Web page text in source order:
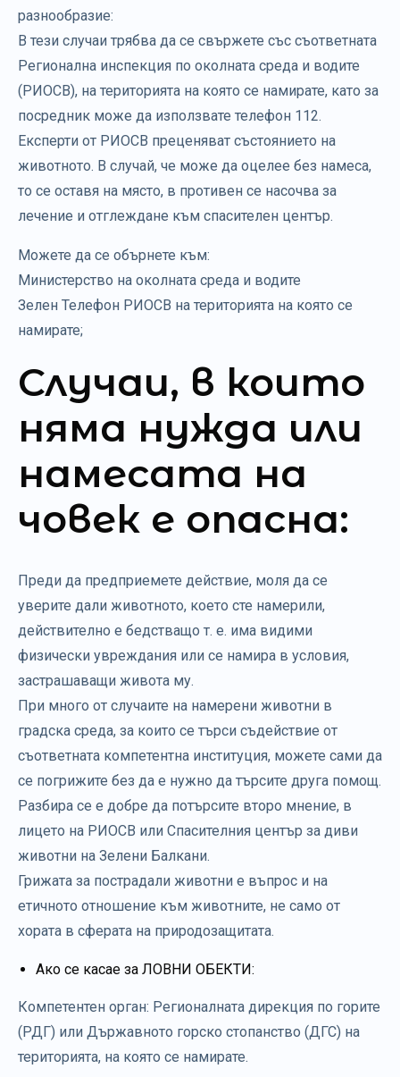
разнообразие:
В тези случаи трябва да се свържете със съответната
Регионална инспекция по околната среда и водите
(РИОСВ), на територията на която се намирате, като за
посредник може да използвате телефон 112.
Експерти от РИОСВ преценяват състоянието на
животното. В случай, че може да оцелее без намеса,
то се оставя на място, в противен се насочва за
лечение и отглеждане към спасителен център.
Можете да се обърнете към:
Министерство на околната среда и водите
Зелен Телефон РИОСВ на територията на която се
намирате;
Случаи, в които
няма нужда или
намесата на
човек е опасна:
Преди да предприемете действие, моля да се
уверите дали животното, което сте намерили,
действително е бедстващо т. е. има видими
физически увреждания или се намира в условия,
застрашаващи живота му.
При много от случаите на намерени животни в
градска среда, за които се търси съдействие от
съответната компетентна институция, можете сами да
се погрижите без да е нужно да търсите друга помощ.
Разбира се е добре да потърсите второ мнение, в
лицето на РИОСВ или Спасителния център за диви
животни на Зелени Балкани.
Грижата за пострадали животни е въпрос и на
етичното отношение към животните, не само от
хората в сферата на природозащитата.
Ако се касае за ЛОВНИ ОБЕКТИ:
Компетентен орган: Регионалната дирекция по горите
(РДГ) или Държавното горско стопанство (ДГС) на
територията, на която се намирате.